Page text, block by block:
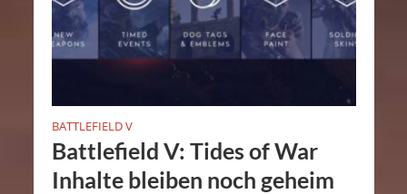
BATTLEFIELD V
Battlefield V: Tides of War
Inhalte bleiben noch geheim